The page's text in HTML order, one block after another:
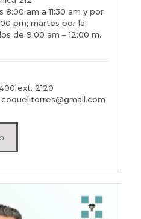
8:00 am a 11:30 am y por
pm; martes por la
de 9:00 am – 12:00 m.
ext. 2120